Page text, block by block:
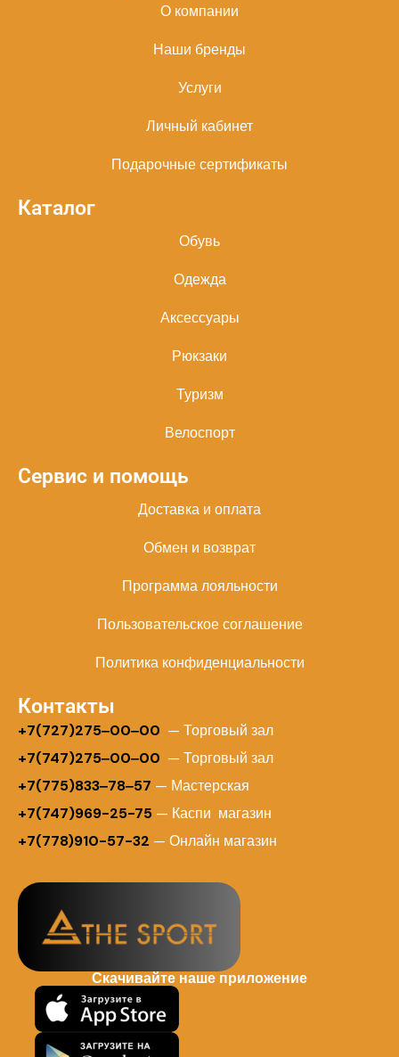
О компании
Наши бренды
Услуги
Личный кабинет
Подарочные сертификаты
Каталог
Обувь
Одежда
Аксессуары
Рюкзаки
Туризм
Велоспорт
Сервис и помощь
Доставка и оплата
Обмен и возврат
Программа лояльности
Пользовательское соглашение
Политика конфиденциальности
Контакты
+7(727)275‒00‒00 — Торговый зал
+7(747)275‒00‒00 — Торговый зал
+7(775)833‒78‒57 — Мастерская
+7(747)969-25-75 — Каспи магазин
+7(778)910-57-32 — Онлайн магазин
Скачивайте наше приложение